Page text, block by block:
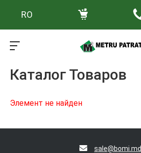
RO
Главная Каталог товаров
Каталог Товаров
Элемент не найден
sale@bomi.md